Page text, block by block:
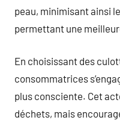
peau, minimisant ainsi
permettant une
En choisissant des
consommatrices
plus consciente. Cet
déchets, mais